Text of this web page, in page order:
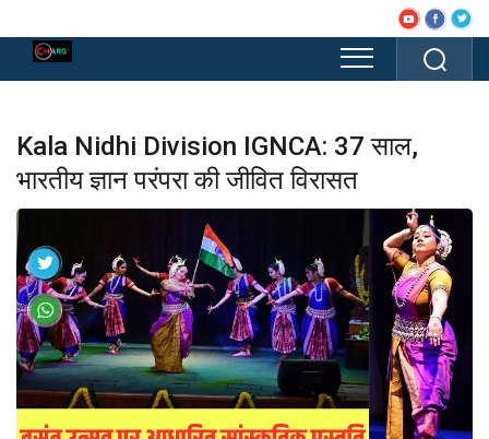
Kala Nidhi Division IGNCA: 37 साल,
भारतीय ज्ञान परंपरा की जीवित विरासत